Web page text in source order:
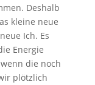
Deshalb
kleine neue
Ich. Es
Energie
die noch
plötzlich